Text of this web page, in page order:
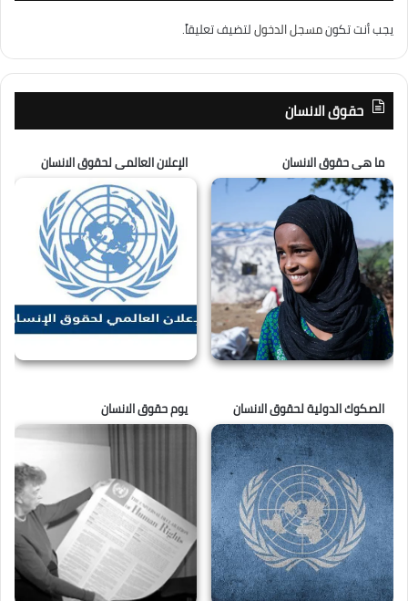
يجب أنت تكونمسجل الدخوللتضيف تعليقاً.
حقوق الانسان
ما هى حقوق الانسان الإعلان العالمى لحقوق الانسان
الصكوك الدولية لحقوق الانسان يوم حقوق الانسان